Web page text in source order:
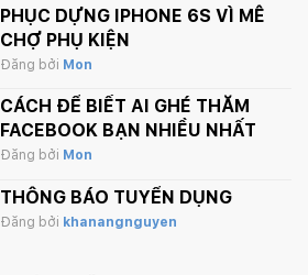
PHỤC DỰNG IPHONE 6S VÌ MÊ
CHỢ PHỤ KIỆN
Đăng bởi Mon
CÁCH ĐỂ BIẾT AI GHÉ THĂM
FACEBOOK BẠN NHIỀU NHẤT
Đăng bởi Mon
THÔNG BÁO TUYỂN DỤNG
Đăng bởi khanangnguyen